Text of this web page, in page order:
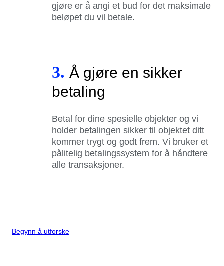
gjøre er å angi et bud for det maksimale
beløpet du vil betale.
3. Å gjøre en sikker
betaling
Betal for dine spesielle objekter og vi
holder betalingen sikker til objektet ditt
kommer trygt og godt frem. Vi bruker et
pålitelig betalingssystem for å håndtere
alle transaksjoner.
Begynn å utforske